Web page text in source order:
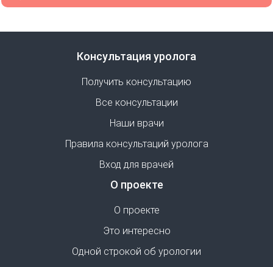
Консультация уролога
Получить консультацию
Все консультации
Наши врачи
Правила консультаций уролога
Вход для врачей
О проекте
О проекте
Это интересно
Одной строкой об урологии